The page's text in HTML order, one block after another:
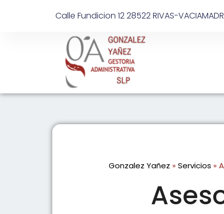
Calle Fundicion 12 28522 RIVAS-
Gonzalez Yañez » Servicios »